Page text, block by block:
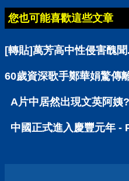
您也可能喜歡這些文章
[轉貼]萬芳高中性侵害醜
60歲資深歌手鄭華娟驚傳
A片中居然出現文英阿姨
中國正式進入慶豐元年 -